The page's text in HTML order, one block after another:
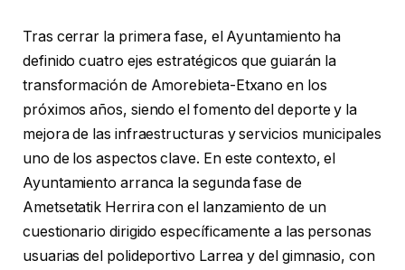
Tras cerrar la primera fase, el Ayuntamiento ha
definido cuatro ejes estratégicos que guiarán la
transformación de Amorebieta-Etxano en los
próximos años, siendo el fomento del deporte y la
mejora de las infraestructuras y servicios municipales
uno de los aspectos clave. En este contexto, el
Ayuntamiento arranca la segunda fase de
Ametsetatik Herrira con el lanzamiento de un
cuestionario dirigido específicamente a las personas
usuarias del polideportivo Larrea y del gimnasio, con